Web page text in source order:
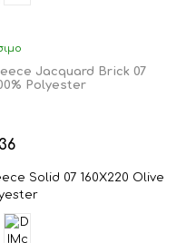
Jacquard Brick 07
Polyester